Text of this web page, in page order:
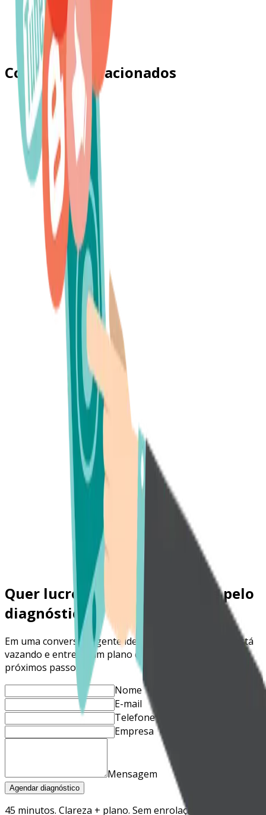
Conteúdos relacionados
Aprenda como medir qualidade de leads de franquia com
eventos, funil e CPF. Veja quais sinais indicam candidato
qualificado, como rastrear no site/CRM e como otimizar
campanhas além do CPL.
Saiba mais
Aprenda a criar uma nutrição de leads para franquias (7–
14 dias) com conteúdo, prova social e filtros. Inclui
sequência pronta, temas por dia, assuntos de e-mail e
CTAs para aumentar reuniões realizadas e reduzir CPF
Entenda o funil de expansão de franquias (Atração →
Qualificação → Reunião → Proposta → Contrato), quais
KPIs medir (CPF) e como reduzir no-show e aumentar
fechamento com Branding + Performance + nutrição
Quer lucro previsível? Comece pelo
diagnóstico.
Em uma conversa, a gente identifica onde seu lucro está
vazando e entrega um plano de prioridades com
próximos passos.
Nome
E-mail
Telefone
Empresa
Mensagem
Agendar diagnóstico
45 minutos. Clareza + plano. Sem enrolação.